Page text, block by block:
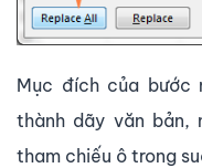
Mục đích của bước
thành dãy văn bản,
tham chiếu ô trong